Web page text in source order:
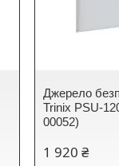
Джерело
Trinix PSU-
00052)
1 920 ₴